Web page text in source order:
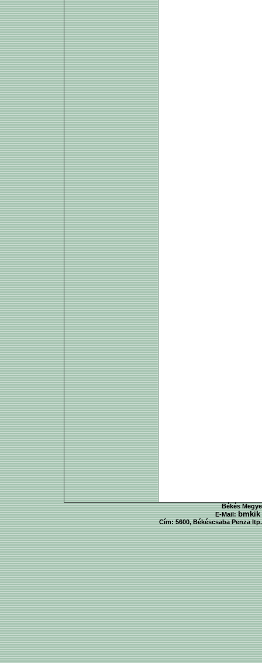
Békés
E-Mail:bmkik
Cím: 5600, Békéscsaba Penza